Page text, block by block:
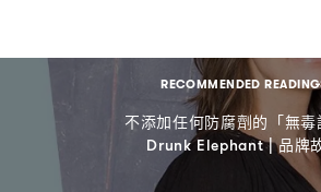
RECOMMENDED
不添加任何防腐劑的「無毒
Drunk Elephant |品牌